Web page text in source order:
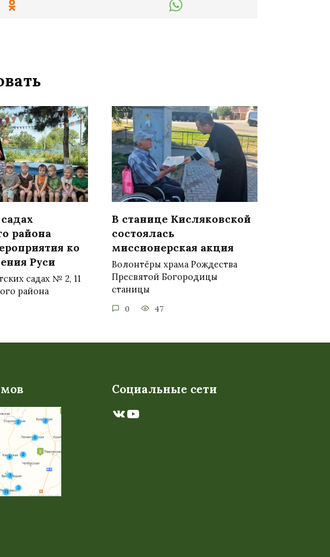
района
ко
Руси
садах № 2, 11
района
В станице Кисляковской
состоялась
миссионерская акция
Волонтёры храма Рождества
Пресвятой Богородицы
станицы
0 47
Социальные сети
ВКонтакте
YouTube